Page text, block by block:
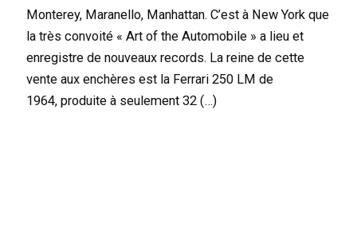
Monterey, Maranello, Manhattan. C’est à New York que
la très convoité « Art of the Automobile » a lieu et
enregistre de nouveaux records. La reine de cette
vente aux enchères est la Ferrari 250 LM de
1964, produite à seulement 32 (…)